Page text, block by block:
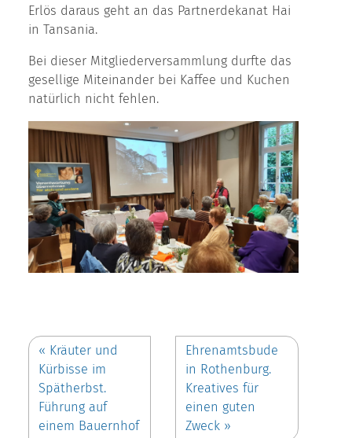
Erlös daraus geht an das Partnerdekanat Hai
in Tansania.
Bei dieser Mitgliederversammlung durfte das
gesellige Miteinander bei Kaffee und Kuchen
natürlich nicht fehlen.
« Kräuter und
Kürbisse im
Spätherbst.
Führung auf
einem Bauernhof
Ehrenamtsbude
in Rothenburg.
Kreatives für
einen guten
Zweck »